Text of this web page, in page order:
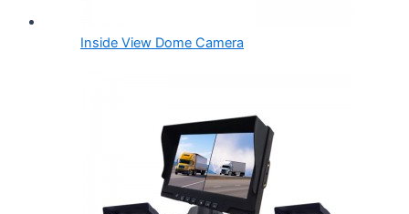
Inside View Dome Camera